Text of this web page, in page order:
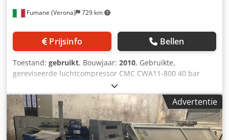
Fumane (Verona) 729 km
Prijsinfo Bellen
Toestand: gebruikt, Bouwjaar: 2010, Gebruikte,
gereviseerde luchtcompressor CMC CWA11-800 40 bar
Algemene kenmerken van de gebruikte luchtcompressor
CMC CWA11-800 40 bar Dodpfxowcf Ews Adyjck De
gebruikte luchtcompressor CMC CWA11-800 40 bar levert
hoge prestaties als olievrije drietraps compressor, ideaal
voor industriële omgevingen die hoogwaardige perslucht
vereisen. CMC produceerde dit model in 2010 voor
Advertentie